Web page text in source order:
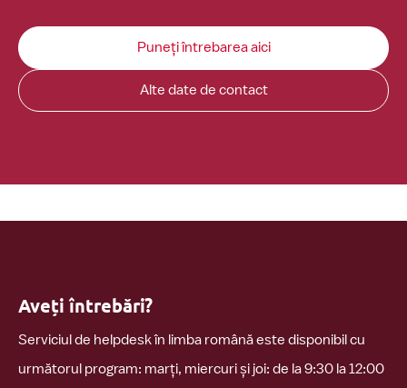
Puneți întrebarea aici
Alte date de contact
Aveți întrebări?
Serviciul de helpdesk în limba română este disponibil cu
următorul program: marți, miercuri și joi: de la 9:30 la 12:00